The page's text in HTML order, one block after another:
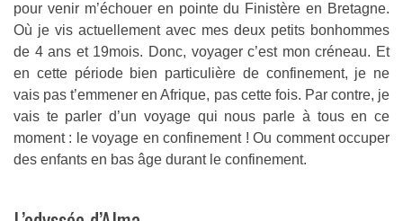
pour venir m’échouer en pointe du Finistère en Bretagne.
Où je vis actuellement avec mes deux petits bonhommes
de 4 ans et 19mois. Donc, voyager c’est mon créneau. Et
en cette période bien particulière de confinement, je ne
vais pas t’emmener en Afrique, pas cette fois. Par contre, je
vais te parler d’un voyage qui nous parle à tous en ce
moment : le voyage en confinement ! Ou comment occuper
des enfants en bas âge durant le confinement.